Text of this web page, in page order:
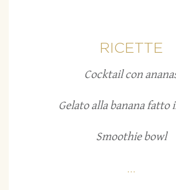
RICETTE
Cocktail con
Gelato alla banana fatto
Smoothie bowl
...